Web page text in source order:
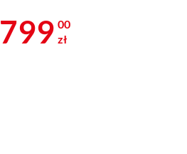
Cena 799 zł
799 00
zł